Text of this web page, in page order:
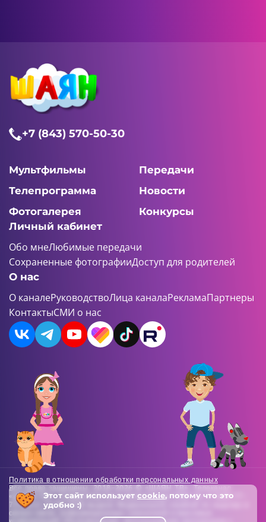
+7 (843) 570-50-30
Мультфильмы
Передачи
Телепрограмма
Новости
Фотогалерея
Конкурсы
Личный кабинет
Обо мнеЛюбимые передачи
Сохраненные фотографииДоступ для родителей
О нас
О каналеРуководствоЛица каналаРекламаПартнеры
КонтактыСМИ о нас
Политика в отношении обработки персональных данных
Все права защищены. 2018-2026 © «ШАЯН ТВ». Телеканал
«ШАЯН ТВ» , Свидетельство о регистрации СМИ Эл-Л №ФС77-
73138 от 22.06.2018 выдано Федеральной службой по надзору в
сфере связи, информационных технологий и массовых
Этот сайт использует cookie, потому что это
удобно :)